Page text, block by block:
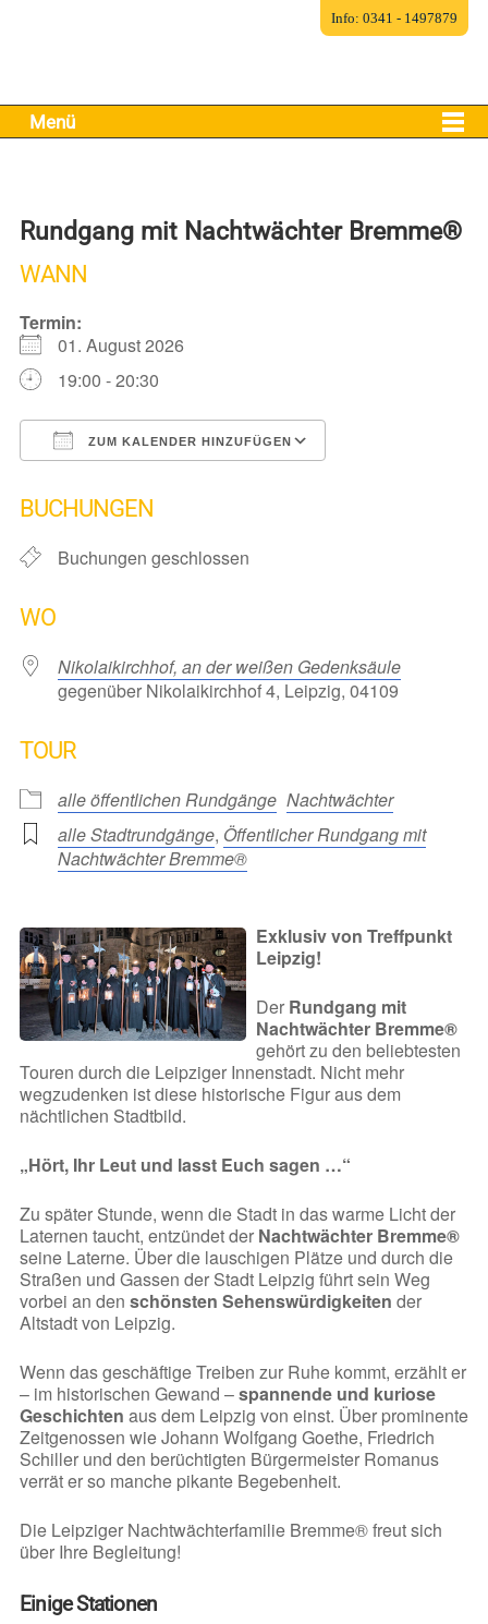
Menü
Rundgang mit Nachtwächter Bremme®
WANN
Termin:
01. August 2026
19:00 - 20:30
ZUM KALENDER HINZUFÜGEN
BUCHUNGEN
Buchungen geschlossen
WO
Nikolaikirchhof, an der weißen Gedenksäule
gegenüber Nikolaikirchhof 4, Leipzig, 04109
TOUR
alle öffentlichen Rundgänge Nachtwächter
alle Stadtrundgänge, Öffentlicher Rundgang mit
Nachtwächter Bremme®
Exklusiv von Treffpunkt
Leipzig!
Der Rundgang mit
Nachtwächter Bremme®
gehört zu den beliebtesten
Touren durch die Leipziger Innenstadt. Nicht mehr
wegzudenken ist diese historische Figur aus dem
nächtlichen Stadtbild.
„Hört, Ihr Leut und lasst Euch sagen …“
Zu später Stunde, wenn die Stadt in das warme Licht der
Laternen taucht, entzündet der Nachtwächter Bremme®
seine Laterne. Über die lauschigen Plätze und durch die
Straßen und Gassen der Stadt Leipzig führt sein Weg
vorbei an den schönsten Sehenswürdigkeiten der
Altstadt von Leipzig.
Wenn das geschäftige Treiben zur Ruhe kommt, erzählt er
– im historischen Gewand –spannende und kuriose
Geschichten aus dem Leipzig von einst. Über prominente
Zeitgenossen wie Johann Wolfgang Goethe, Friedrich
Schiller und den berüchtigten Bürgermeister Romanus
verrät er so manche pikante Begebenheit.
Die Leipziger Nachtwächterfamilie Bremme® freut sich
über Ihre Begleitung!
Einige Stationen
Info: 0341 - 1497879